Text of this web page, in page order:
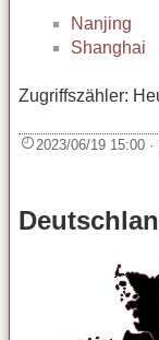
Nanjing
Shanghai
Zugriffszähler:
2023/06/19 15:00 ·